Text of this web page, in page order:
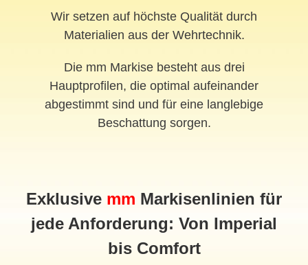
Wir setzen auf höchste Qualität durch
Materialien aus der Wehrtechnik.
Die mm Markise besteht aus drei
Hauptprofilen, die optimal aufeinander
abgestimmt sind und für eine langlebige
Beschattung sorgen.
Exklusive mm Markisenlinien für
jede Anforderung: Von Imperial
bis Comfort